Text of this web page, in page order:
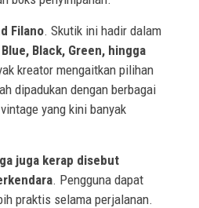
Filano. Skutik ini hadir dalam
Black, Green, hingga
kreator mengaitkan pilihan
dipadukan dengan berbagai
yang kini banyak
juga kerap disebut
. Pengguna dapat
praktis selama perjalanan.